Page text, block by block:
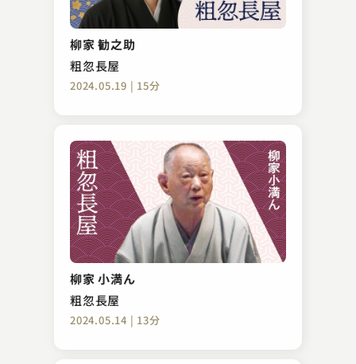
柳家 勧之助
粗忽長屋
2024.05.19 | 15分
柳家 小満ん
粗忽長屋
2024.05.14 | 13分